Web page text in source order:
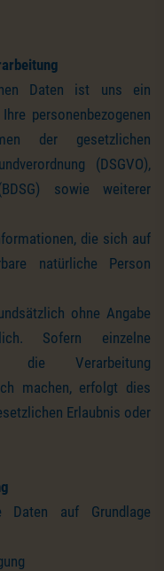
Daten ist uns ein
personenbezogenen
der gesetzlichen
(DSGVO),
sowie weiterer
die sich auf
natürliche Person
ohne Angabe
Sofern einzelne
die Verarbeitung
machen, erfolgt dies
Erlaubnis oder
Daten auf Grundlage